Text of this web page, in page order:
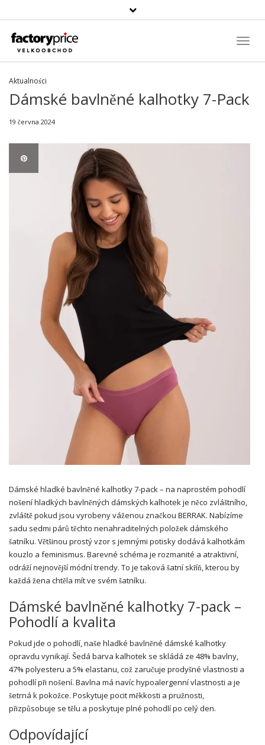
Vyhledávání
Aktualności
Dámské bavlněné kalhotky 7-Pack
19 června 2024
Dámské hladké bavlněné kalhotky 7-pack – na naprostém pohodlí
nošení hladkých bavlněných dámských kalhotek je něco zvláštního,
zvláště pokud jsou vyrobeny váženou značkou BERRAK. Nabízíme
sadu sedmi párů těchto nenahraditelných položek dámského
šatníku. Většinou prostý vzor s jemnými potisky dodává kalhotkám
kouzlo a feminismus. Barevné schéma je rozmanité a atraktivní,
odráží nejnovější módní trendy. To je taková šatní skříň, kterou by
každá žena chtěla mít ve svém šatníku.
Dámské bavlněné kalhotky 7-pack –
Pohodlí a kvalita
Pokud jde o pohodlí, naše hladké bavlněné dámské kalhotky
opravdu vynikají. Šedá barva kalhotek se skládá ze 48% bavlny,
47% polyesteru a 5% elastanu, což zaručuje prodyšné vlastnosti a
pohodlí při nošení. Bavlna má navíc hypoalergenní vlastnosti a je
šetrná k pokožce. Poskytuje pocit měkkosti a pružnosti,
přizpůsobuje se tělu a poskytuje plné pohodlí po celý den.
Odpovídající